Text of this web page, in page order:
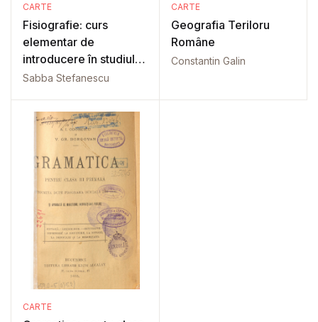
CARTE
Fisiografie: curs
elementar de
introducere în studiul
naturii
Sabba Stefanescu
CARTE
Geografia Teriloru
Române
Constantin Galin
CARTE